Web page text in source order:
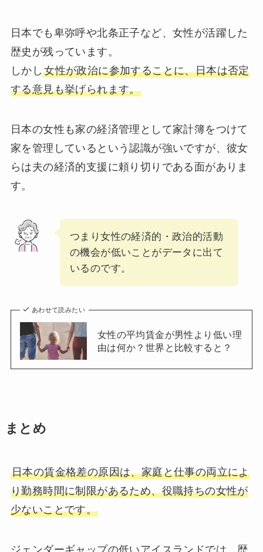
日本でも卑弥呼や北条正子など、女性が活躍した
歴史が残っています。
しかし女性が政治に参加することに、日本は否定
する意見も挙げられます。
日本の女性も家の経済管理として家計簿をつけて
家を管理しているという認識が強いですが、彼女
らは夫の経済的支援に頼り切りである面がありま
す。
つまり女性の経済的・政治的活動
の機会が低いことがデータに出て
いるのです。
あわせて読みたい
女性の平均賃金が男性より低い理
由は何か？世界と比較すると？
まとめ
日本の賃金格差の原因は、家庭と仕事の両立によ
り勤務時間に制限があるため、役職持ちの女性が
少ないことです。
ジェンダーギャップの低いアイスランドでは、歴